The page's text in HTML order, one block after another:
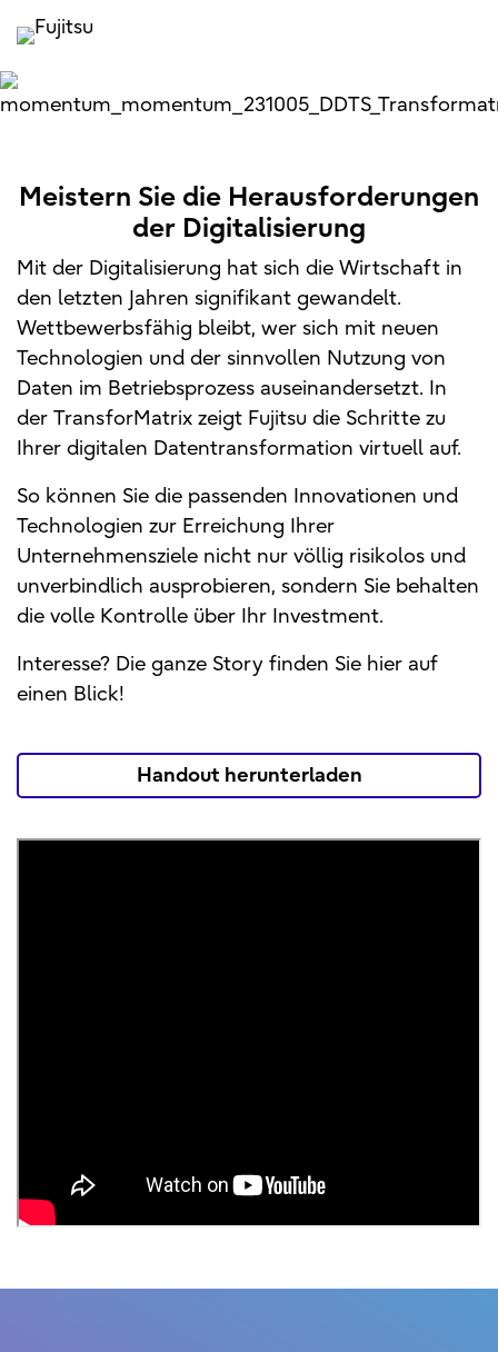
Meistern Sie die Herausforderungen
der Digitalisierung
Mit der Digitalisierung hat sich die Wirtschaft in
den letzten Jahren signifikant gewandelt.
Wettbewerbsfähig bleibt, wer sich mit neuen
Technologien und der sinnvollen Nutzung von
Daten im Betriebsprozess auseinandersetzt. In
der TransforMatrix zeigt Fujitsu die Schritte zu
Ihrer digitalen Datentransformation virtuell auf.
So können Sie die passenden Innovationen und
Technologien zur Erreichung Ihrer
Unternehmensziele nicht nur völlig risikolos und
unverbindlich ausprobieren, sondern Sie behalten
die volle Kontrolle über Ihr Investment.
Interesse? Die ganze Story finden Sie hier auf
einen Blick!
Handout herunterladen